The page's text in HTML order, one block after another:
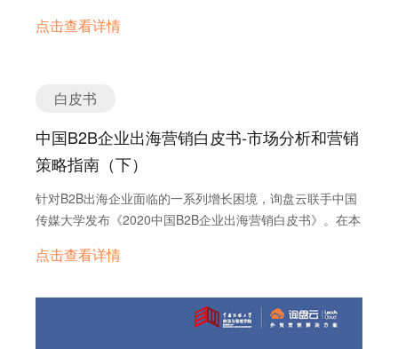
展潜力的朝阳产业，逐渐成为中国制造出海的拳头产品。
点击查看详情
白皮书
中国B2B企业出海营销白皮书-市场分析和营销
策略指南（下）
针对B2B出海企业面临的一系列增长困境，询盘云联手中国
传媒大学发布《2020中国B2B企业出海营销白皮书》。在本
佳实践、出海建议等关键模块，力求为读者描绘一幅完整的
点击查看详情